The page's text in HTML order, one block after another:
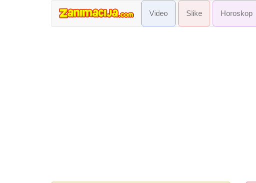
Video Slike Horoskop